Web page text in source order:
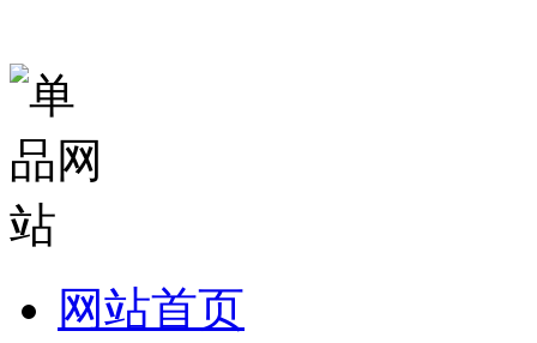
网站首页